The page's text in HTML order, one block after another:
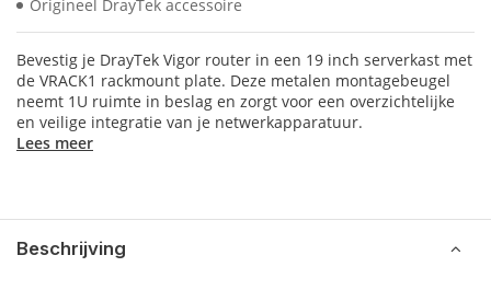
Origineel DrayTek accessoire
Bevestig je DrayTek Vigor router in een 19 inch serverkast met
de VRACK1 rackmount plate. Deze metalen montagebeugel
neemt 1U ruimte in beslag en zorgt voor een overzichtelijke
en veilige integratie van je netwerkapparatuur.
Lees meer
Beschrijving